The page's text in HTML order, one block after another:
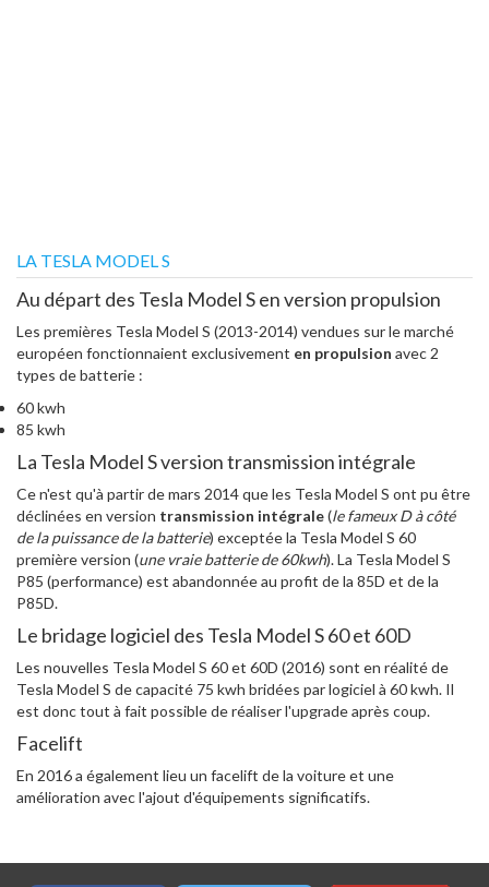
LA TESLA MODEL S
Au départ des Tesla Model S en version propulsion
Les premières Tesla Model S (2013-2014) vendues sur le marché
européen fonctionnaient exclusivement en propulsion avec 2
types de batterie :
60 kwh
85 kwh
La Tesla Model S version transmission intégrale
Ce n'est qu'à partir de mars 2014 que les Tesla Model S ont pu être
déclinées en version transmission intégrale(le fameux D à côté
de la puissance de la batterie) exceptée la Tesla Model S 60
première version (une vraie batterie de 60kwh). La Tesla Model S
P85 (performance) est abandonnée au profit de la 85D et de la
P85D.
Le bridage logiciel des Tesla Model S 60 et 60D
Les nouvelles Tesla Model S 60 et 60D (2016) sont en réalité de
Tesla Model S de capacité 75 kwh bridées par logiciel à 60 kwh. Il
est donc tout à fait possible de réaliser l'upgrade après coup.
Facelift
En 2016 a également lieu un facelift de la voiture et une
amélioration avec l'ajout d'équipements significatifs.